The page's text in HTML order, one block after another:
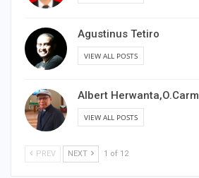
Agustinus Tetiro
VIEW ALL POSTS
Albert Herwanta,O.Carm
VIEW ALL POSTS
PREV NEXT 1 of 12